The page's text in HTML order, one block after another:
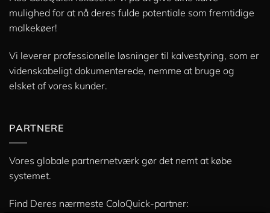
mulighed for at nå deres fulde potentiale som fremtidige
malkekøer!
Vi leverer professionelle løsninger til kalvestyring, som er
videnskabeligt dokumenterede, nemme at bruge og
elsket af vores kunder.
PARTNERE
Vores globale partnernetværk gør det nemt at købe
systemet.
Find Deres nærmeste ColoQuick-partner: